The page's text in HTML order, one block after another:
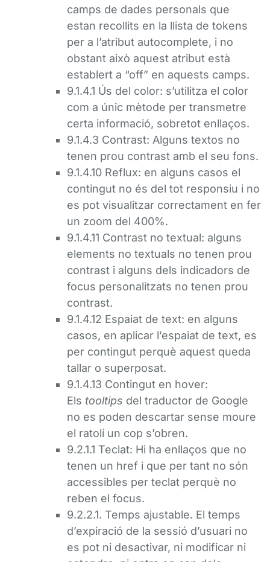
camps de dades personals que
estan recollits en la llista de tokens
per a l’atribut autocomplete, i no
obstant això aquest atribut està
establert a “off” en aquests camps.
9.1.4.1 Ús del color: s’utilitza el color
com a únic mètode per transmetre
certa informació, sobretot enllaços.
9.1.4.3 Contrast: Alguns textos no
tenen prou contrast amb el seu fons.
9.1.4.10 Reflux: en alguns casos el
contingut no és del tot responsiu i no
es pot visualitzar correctament en fer
un zoom del 400%.
9.1.4.11 Contrast no textual: alguns
elements no textuals no tenen prou
contrast i alguns dels indicadors de
focus personalitzats no tenen prou
contrast.
9.1.4.12 Espaiat de text: en alguns
casos, en aplicar l’espaiat de text, es
per contingut perquè aquest queda
tallar o superposat.
9.1.4.13 Contingut en hover:
Els tooltips del traductor de Google
no es poden descartar sense moure
el ratolí un cop s’obren.
9.2.1.1 Teclat: Hi ha enllaços que no
tenen un href i que per tant no són
accessibles per teclat perquè no
reben el focus.
9.2.2.1. Temps ajustable. El temps
d’expiració de la sessió d’usuari no
es pot ni desactivar, ni modificar ni